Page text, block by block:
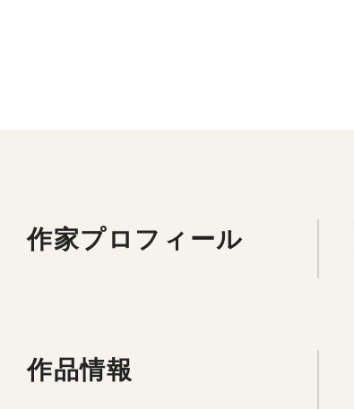
作家プロフィール
作品情報